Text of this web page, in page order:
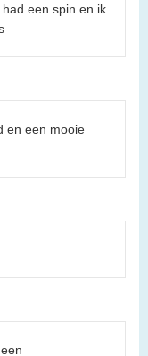
een spin en ik
en een mooie